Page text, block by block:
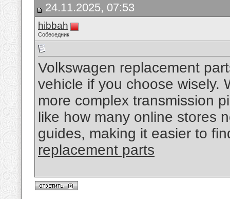
24.11.2025, 07:53
hibbah
Собеседник
Volkswagen replacement
vehicle if you choose wisely.
more complex transmission
like how many online stores
guides, making it easier to
replacement parts